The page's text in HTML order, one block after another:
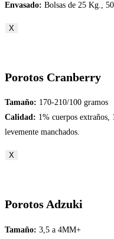
Envasado: Bolsas de 25 Kg.,
X
Porotos Cranberry
Tamaño: 170-210/100 gramos
Calidad: 1% cuerpos extraños,
levemente manchados.
X
Porotos Adzuki
Tamaño: 3,5 a 4MM+